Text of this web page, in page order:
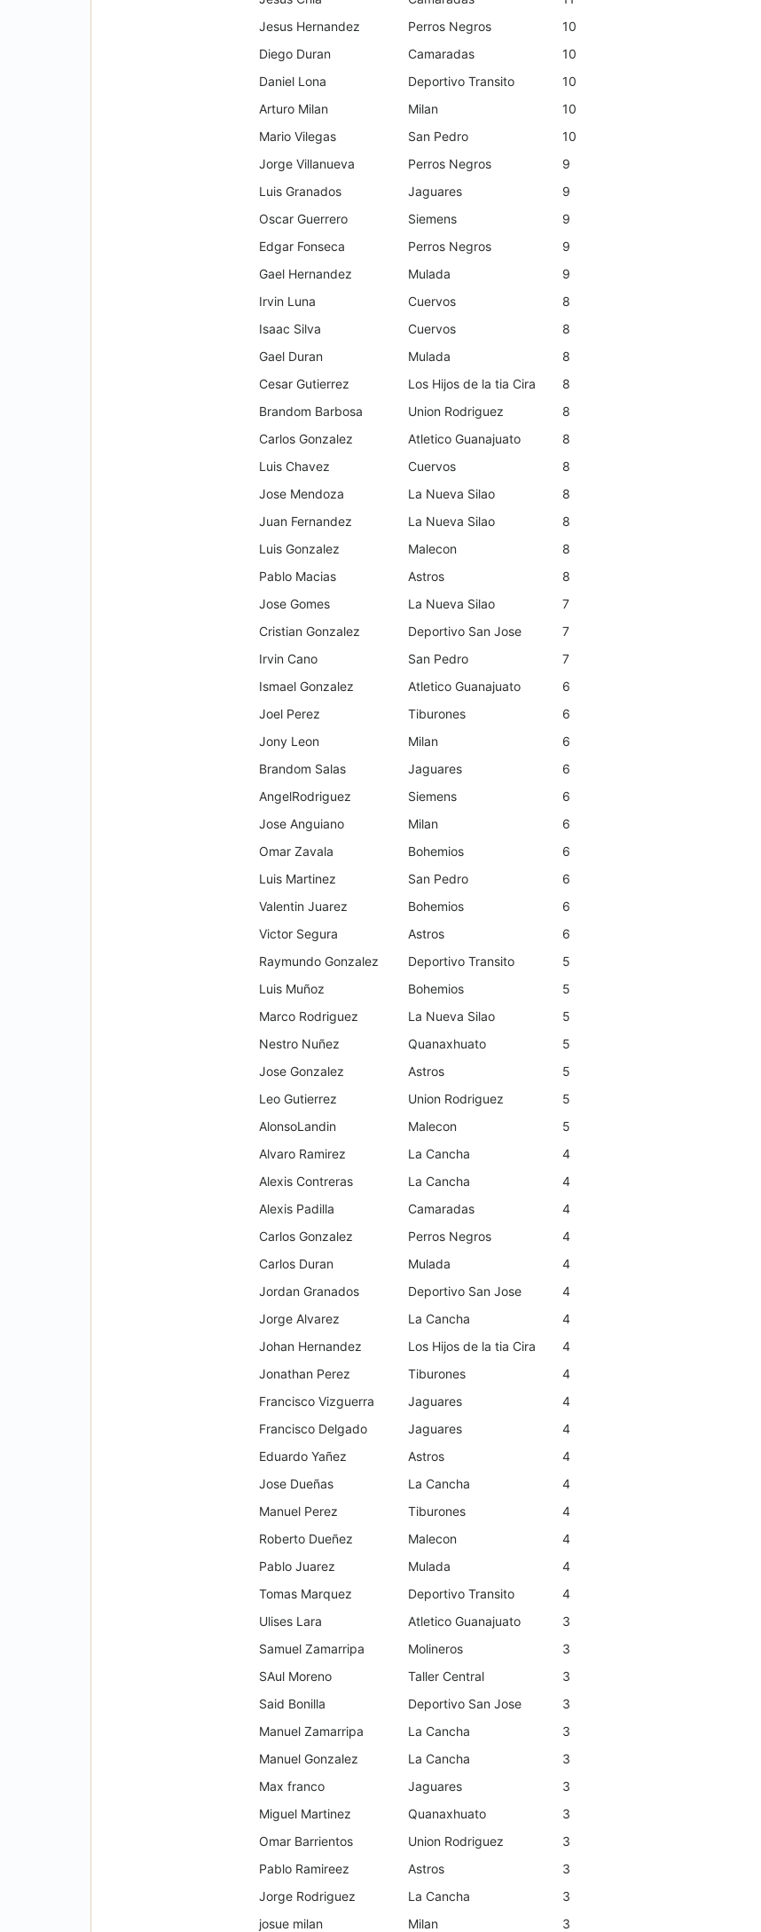
Jesus Hernandez
Perros Negros
10
Diego Duran
Camaradas
10
Daniel Lona
Deportivo Transito
10
Arturo Milan
Milan
10
Mario Vilegas
San Pedro
10
Jorge Villanueva
Perros Negros
9
Luis Granados
Jaguares
9
Oscar Guerrero
Siemens
9
Edgar Fonseca
Perros Negros
9
Gael Hernandez
Mulada
9
Irvin Luna
Cuervos
8
Isaac Silva
Cuervos
8
Gael Duran
Mulada
8
Cesar Gutierrez
Los Hijos de la tia Cira
8
Brandom Barbosa
Union Rodriguez
8
Carlos Gonzalez
Atletico Guanajuato
8
Luis Chavez
Cuervos
8
Jose Mendoza
La Nueva Silao
8
Juan Fernandez
La Nueva Silao
8
Luis Gonzalez
Malecon
8
Pablo Macias
Astros
8
Jose Gomes
La Nueva Silao
7
Cristian Gonzalez
Deportivo San Jose
7
Irvin Cano
San Pedro
7
Ismael Gonzalez
Atletico Guanajuato
6
Joel Perez
Tiburones
6
Jony Leon
Milan
6
Brandom Salas
Jaguares
6
AngelRodriguez
Siemens
6
Jose Anguiano
Milan
6
Omar Zavala
Bohemios
6
Luis Martinez
San Pedro
6
Valentin Juarez
Bohemios
6
Victor Segura
Astros
6
Raymundo Gonzalez
Deportivo Transito
5
Luis Muñoz
Bohemios
5
Marco Rodriguez
La Nueva Silao
5
Nestro Nuñez
Quanaxhuato
5
Jose Gonzalez
Astros
5
Leo Gutierrez
Union Rodriguez
5
AlonsoLandin
Malecon
5
Alvaro Ramirez
La Cancha
4
Alexis Contreras
La Cancha
4
Alexis Padilla
Camaradas
4
Carlos Gonzalez
Perros Negros
4
Carlos Duran
Mulada
4
Jordan Granados
Deportivo San Jose
4
Jorge Alvarez
La Cancha
4
Johan Hernandez
Los Hijos de la tia Cira
4
Jonathan Perez
Tiburones
4
Francisco Vizguerra
Jaguares
4
Francisco Delgado
Jaguares
4
Eduardo Yañez
Astros
4
Jose Dueñas
La Cancha
4
Manuel Perez
Tiburones
4
Roberto Dueñez
Malecon
4
Pablo Juarez
Mulada
4
Tomas Marquez
Deportivo Transito
4
Ulises Lara
Atletico Guanajuato
3
Samuel Zamarripa
Molineros
3
SAul Moreno
Taller Central
3
Said Bonilla
Deportivo San Jose
3
Manuel Zamarripa
La Cancha
3
Manuel Gonzalez
La Cancha
3
Max franco
Jaguares
3
Miguel Martinez
Quanaxhuato
3
Omar Barrientos
Union Rodriguez
3
Pablo Ramireez
Astros
3
Jorge Rodriguez
La Cancha
3
josue milan
Milan
3